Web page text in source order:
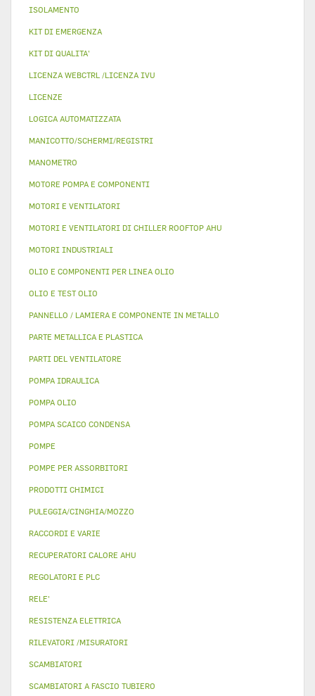
ISOLAMENTO
KIT DI EMERGENZA
KIT DI QUALITA'
LICENZA WEBCTRL /LICENZA IVU
LICENZE
LOGICA AUTOMATIZZATA
MANICOTTO/SCHERMI/REGISTRI
MANOMETRO
MOTORE POMPA E COMPONENTI
MOTORI E VENTILATORI
MOTORI E VENTILATORI DI CHILLER ROOFTOP AHU
MOTORI INDUSTRIALI
OLIO E COMPONENTI PER LINEA OLIO
OLIO E TEST OLIO
PANNELLO / LAMIERA E COMPONENTE IN METALLO
PARTE METALLICA E PLASTICA
PARTI DEL VENTILATORE
POMPA IDRAULICA
POMPA OLIO
POMPA SCAICO CONDENSA
POMPE
POMPE PER ASSORBITORI
PRODOTTI CHIMICI
PULEGGIA/CINGHIA/MOZZO
RACCORDI E VARIE
RECUPERATORI CALORE AHU
REGOLATORI E PLC
RELE'
RESISTENZA ELETTRICA
RILEVATORI /MISURATORI
SCAMBIATORI
SCAMBIATORI A FASCIO TUBIERO